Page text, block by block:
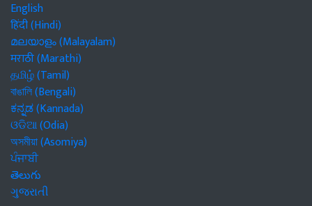
English
हिंदी (Hindi)
മലയാളം (Malayalam)
मराठी (Marathi)
தமிழ் (Tamil)
বাঙালি (Bengali)
ಕನ್ನಡ (Kannada)
ଓଡିଆ (Odia)
অসমীয়া (Asomiya)
ਪੰਜਾਬੀ
తెలుగు
ગુજરાતી